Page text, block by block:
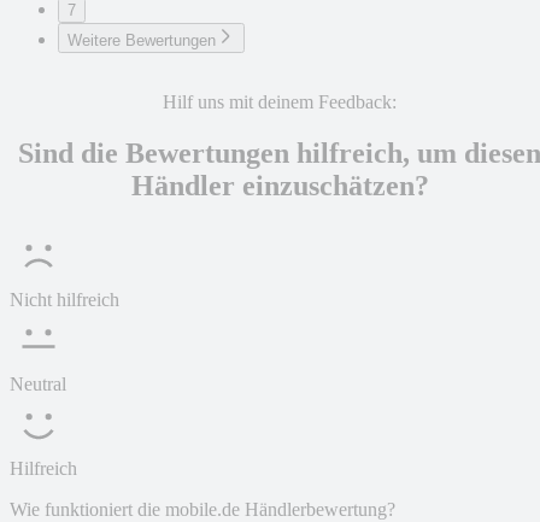
7
Weitere Bewertungen
Hilf uns mit deinem Feedback:
Sind die Bewertungen hilfreich, um diesen
Händler einzuschätzen?
Nicht hilfreich
Neutral
Hilfreich
Wie funktioniert die mobile.de Händlerbewertung?